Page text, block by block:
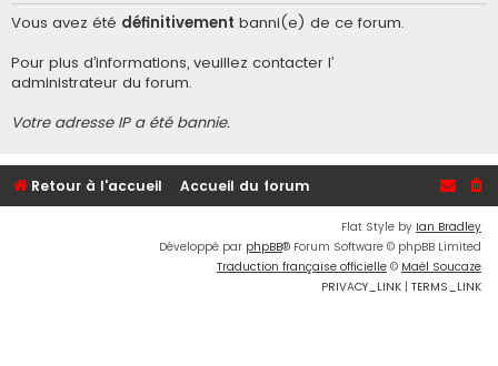
h
Vous avez été définitivement banni(e) de ce forum.
Pour plus d’informations, veuillez contacter l’
administrateur du forum.
Votre adresse IP a été bannie.
Retour à l'accueil Accueil du forum
Flat Style by Ian Bradley
Développé par phpBB® Forum Software © phpBB Limited
Traduction française officielle © Maël Soucaze
PRIVACY_LINK | TERMS_LINK